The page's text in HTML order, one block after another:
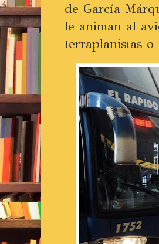
de García
le animan al
terraplanistas o